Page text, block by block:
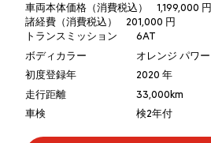
車両本体価格（消費税込）
1,199,000 円
諸経費（消費税込）
201,000 円
トランスミッション
6AT
ボディカラー
オレンジ パワー
初度登録年
2020 年
走行距離
33,000km
車検
検2年付